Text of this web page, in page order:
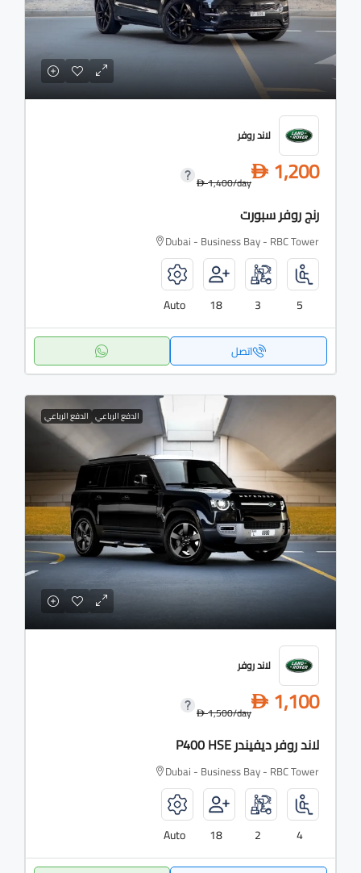
لاند روفر
D 1,200
D1,400/day
رنج روفر سبورت
Dubai - Business Bay - RBC Tower
5
3
18
Auto
اتصل
الدفع الرباعي الدفع الرباعي
لاند روفر
D 1,100
D1,500/day
لاند روفر ديفيندر P400 HSE
Dubai - Business Bay - RBC Tower
4
2
18
Auto